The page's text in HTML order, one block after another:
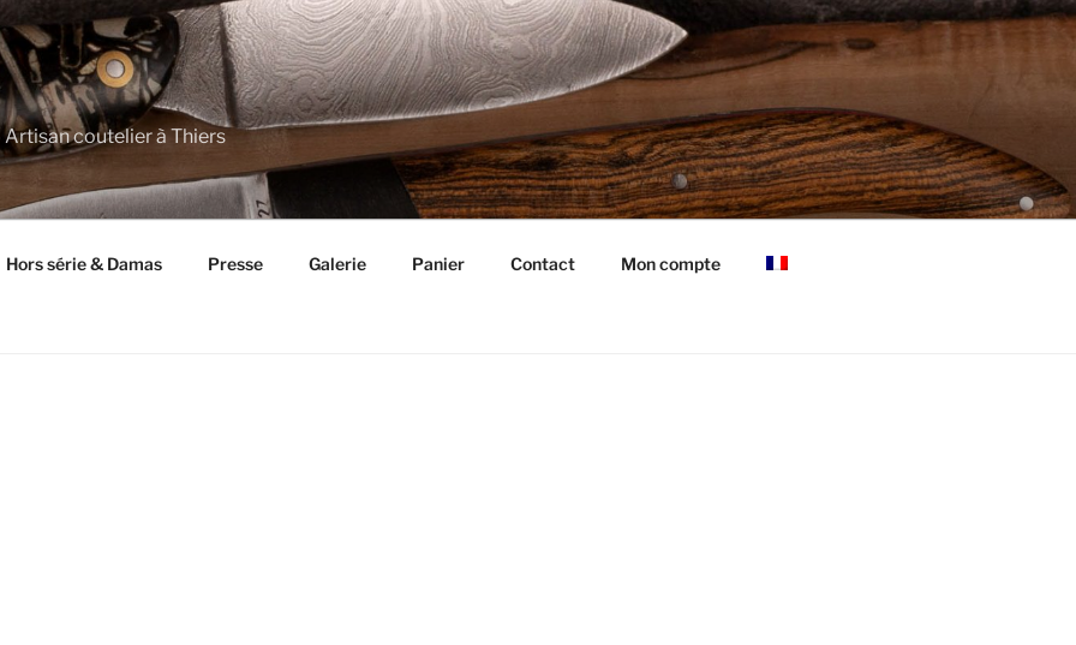
Artisan coutelier à Thiers
Hors série & Damas Presse Galerie Panier Contact Mon compte